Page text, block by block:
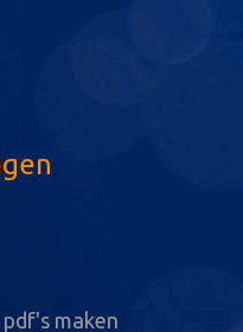
maken